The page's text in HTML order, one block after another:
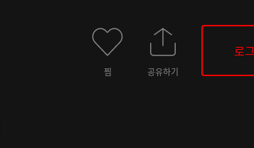
찜 공유하기
로